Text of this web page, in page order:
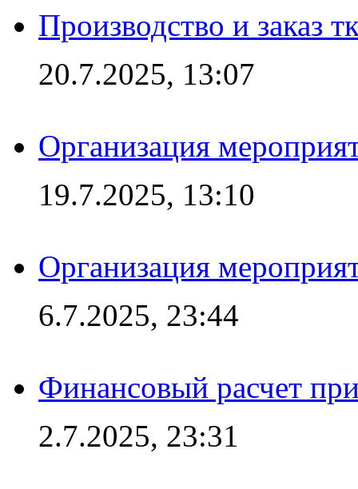
Производство и заказ
20.7.2025, 13:07
Организация
19.7.2025, 13:10
Организация
6.7.2025, 23:44
Финансовый расчет
2.7.2025, 23:31